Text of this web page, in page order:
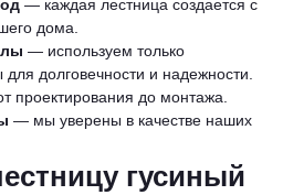
— каждая лестница создается с
дома.
— используем только
долговечности и надежности.
проектирования до монтажа.
— мы уверены в качестве наших
гусиный